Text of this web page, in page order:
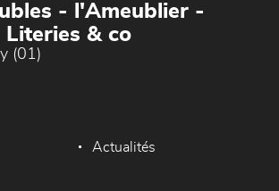
- l'Ameublier -
Literies & co
(01)
Actualités